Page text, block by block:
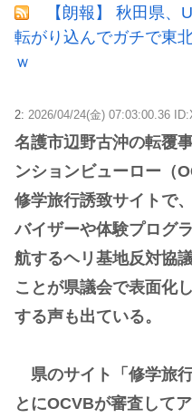
【朗報】 秋田県
転がり込んでガチで東
ｗ
2: 2026/04/24(金) 07:03:00.36
名護市辺野古沖の転覆
ンションビューロー（
修学旅行誘致サイトで
バイザーや体験プログ
航するヘリ基地反対協
ことが県議会で表面化
する声も出ている。
県のサイト「修学旅
とにОCVBが審査して